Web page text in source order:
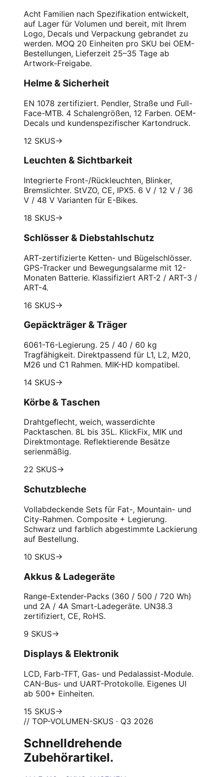
Acht Familien nach Spezifikation entwickelt,
auf Lager für Volumen und bereit, mit Ihrem
Logo, Decals und Verpackung gebrandet zu
werden. MOQ 20 Einheiten pro SKU bei OEM-
Bestellungen, Lieferzeit 25–35 Tage ab
Artwork-Freigabe.
Helme & Sicherheit
EN 1078 zertifiziert. Pendler, Straße und Full-
Face-MTB. 4 Schalengrößen, 12 Farben. OEM-
Decals und kundenspezifischer Kartondruck.
12 SKUS→
Leuchten & Sichtbarkeit
Integrierte Front-/Rückleuchten, Blinker,
Bremslichter. StVZO, CE, IPX5. 6 V / 12 V / 36
V / 48 V Varianten für E-Bikes.
18 SKUS→
Schlösser & Diebstahlschutz
ART-zertifizierte Ketten- und Bügelschlösser.
GPS-Tracker und Bewegungsalarme mit 12-
Monaten Batterie. Klassifiziert ART-2 / ART-3 /
ART-4.
16 SKUS→
Gepäckträger & Träger
6061-T6-Legierung. 25 / 40 / 60 kg
Tragfähigkeit. Direktpassend für L1, L2, M20,
M26 und C1 Rahmen. MIK-HD kompatibel.
14 SKUS→
Körbe & Taschen
Drahtgeflecht, weich, wasserdichte
Packtaschen. 8L bis 35L. KlickFix, MIK und
Direktmontage. Reflektierende Besätze
serienmäßig.
22 SKUS→
Schutzbleche
Vollabdeckende Sets für Fat-, Mountain- und
City-Rahmen. Composite + Legierung.
Schwarz und farblich abgestimmte Lackierung
auf Bestellung.
10 SKUS→
Akkus & Ladegeräte
Range-Extender-Packs (360 / 500 / 720 Wh)
und 2A / 4A Smart-Ladegeräte. UN38.3
zertifiziert, CE, RoHS.
9 SKUS→
Displays & Elektronik
LCD, Farb-TFT, Gas- und Pedalassist-Module.
CAN-Bus- und UART-Protokolle. Eigenes UI
ab 500+ Einheiten.
15 SKUS→
// TOP-VOLUMEN-SKUS · Q3 2026
Schnelldrehende
Zubehörartikel.